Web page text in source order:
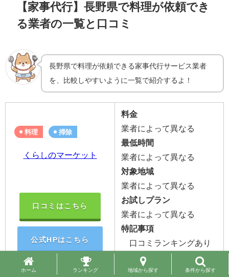
【家事代行】長野県で料理が依頼でき
る業者の一覧と口コミ
長野県で料理が依頼できる家事代行サービス業者
を、比較しやすいように一覧で紹介するよ！
料理 掃除
くらしのマーケット
口コミはこちら
公式HPはこちら
料金
業者によって異なる
最低時間
業者によって異なる
対象地域
業者によって異なる
お試しプラン
業者によって異なる
特記事項
口コミランキングあり
作り置き料理対応業者
あり